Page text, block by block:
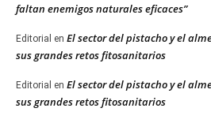
faltan enemigos naturales eficaces”
Editorial en El sector del pistacho y el
sus grandes retos fitosanitarios
Editorial en El sector del pistacho y el
sus grandes retos fitosanitarios